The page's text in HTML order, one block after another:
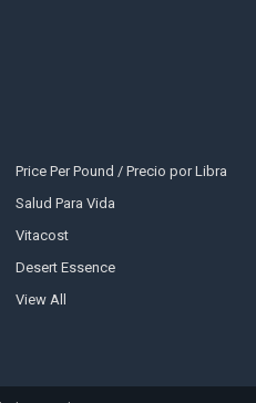
Price Per Pound / Precio por Libra
Salud Para Vida
Vitacost
Desert Essence
View All